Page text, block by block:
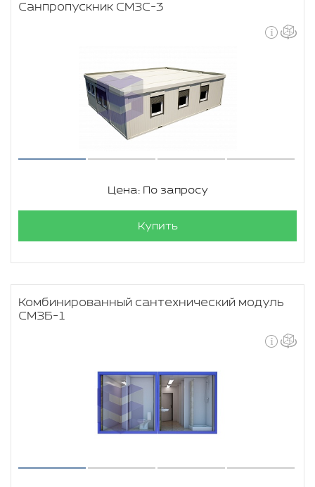
Санпропускник СМЗС-3
Цена: По запросу
Купить
Комбинированный сантехнический модуль
СМЗБ-1